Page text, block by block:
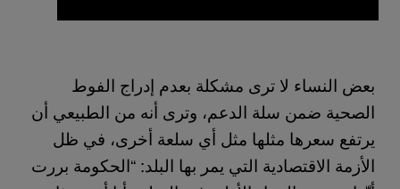
بعض النساء لا ترى مشكلة بعدم إدراج الفوط
الصحية ضمن سلة الدعم، وترى أنه من الطبيعي أن
يرتفع سعرها مثلها مثل أي سلعة أخرى، في ظل
الأزمة الاقتصادية التي يمر بها البلد: “الحكومة بررت